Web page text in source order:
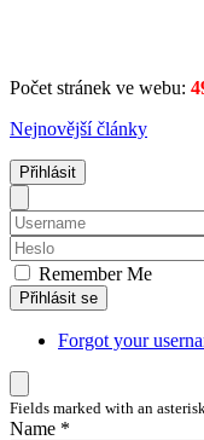
Počet stránek ve webu:
Nejnovější články
Přihlásit
Remember Me
Přihlásit se
Forgot your
Fields marked with an
Name *